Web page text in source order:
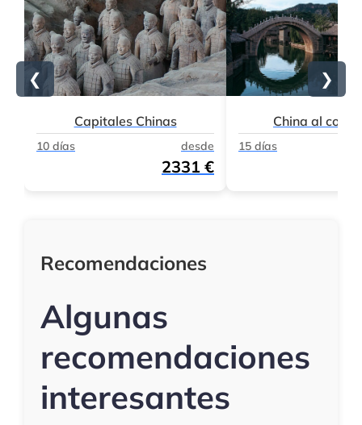
❮
Capitales Chinas
10 días desde
2331 €
China al
15 días
❯
Recomendaciones
Algunas
recomendaciones
interesantes